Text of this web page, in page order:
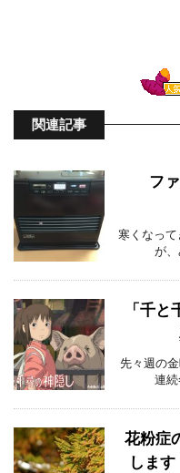
関連記事
フ
寒くなっ
が
「千
先々週の
連
花粉症
しま